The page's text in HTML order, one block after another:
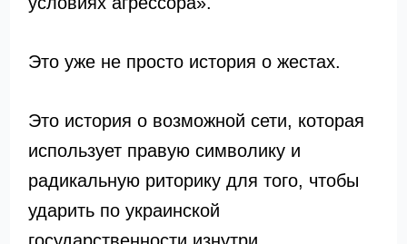
Это уже не просто история о жестах.
Это история о возможной сети, которая
использует правую символику и
радикальную риторику для того, чтобы
ударить по украинской